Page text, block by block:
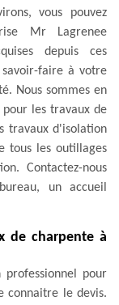
vous pouvez
Mr Lagrenee
depuis ces
faire à votre
Nous sommes en
les travaux de
travaux d'isolation
tous les outillages
Contactez-nous
un accueil
de charpente à
pour
connaitre le devis.